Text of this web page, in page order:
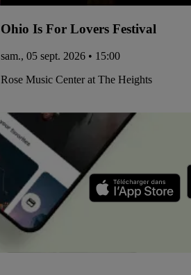
Ohio Is For Lovers Festival
sam., 05 sept. 2026 • 15:00
Rose Music Center at The Heights